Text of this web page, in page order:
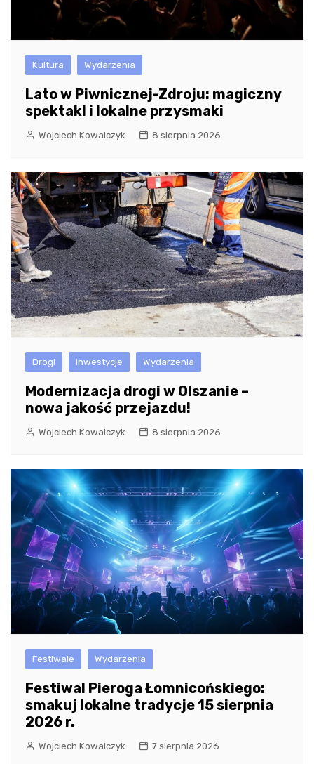
Kultura Wydarzenia
Lato w Piwnicznej-Zdroju: magiczny
spektakl i lokalne przysmaki
Wojciech Kowalczyk 8 sierpnia 2026
Drogi Inwestycje Wydarzenia
Modernizacja drogi w Olszanie –
nowa jakość przejazdu!
Wojciech Kowalczyk 8 sierpnia 2026
Festiwale Wydarzenia
Festiwal Pieroga Łomnicońskiego:
smakuj lokalne tradycje 15 sierpnia
2026 r.
Wojciech Kowalczyk 7 sierpnia 2026